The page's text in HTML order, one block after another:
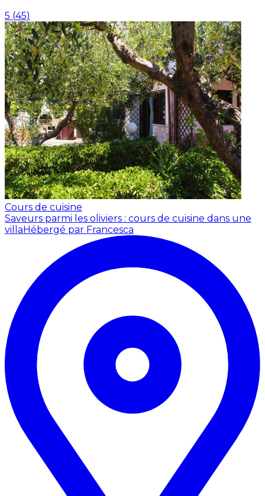
5 (45)
Cours de cuisine
Saveurs parmi les oliviers : cours de cuisine dans une
villaHébergé par Francesca